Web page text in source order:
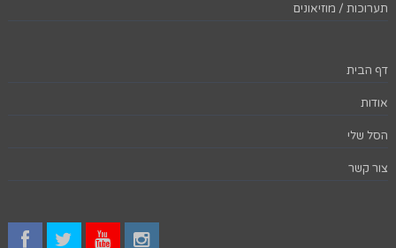
תערוכות / מוזיאונים
דף הבית
אודות
הסל שלי
צור קשר